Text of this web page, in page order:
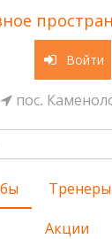
Войти
пос.
Тренеры
Акции